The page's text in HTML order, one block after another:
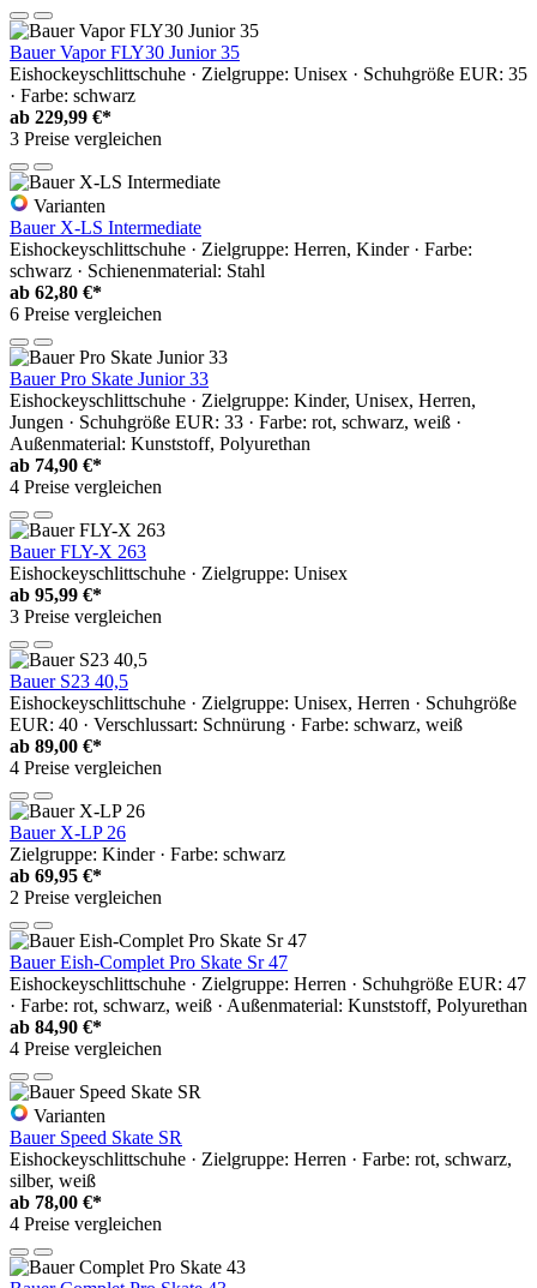
Bauer Vapor FLY30 Junior 35
Eishockeyschlittschuhe · Zielgruppe: Unisex · Schuhgröße EUR: 35
· Farbe: schwarz
ab 229,99 €*
3 Preise vergleichen
Varianten
Bauer X-LS Intermediate
Eishockeyschlittschuhe · Zielgruppe: Herren, Kinder · Farbe:
schwarz · Schienenmaterial: Stahl
ab 62,80 €*
6 Preise vergleichen
Bauer Pro Skate Junior 33
Eishockeyschlittschuhe · Zielgruppe: Kinder, Unisex, Herren,
Jungen · Schuhgröße EUR: 33 · Farbe: rot, schwarz, weiß ·
Außenmaterial: Kunststoff, Polyurethan
ab 74,90 €*
4 Preise vergleichen
Bauer FLY-X 263
Eishockeyschlittschuhe · Zielgruppe: Unisex
ab 95,99 €*
3 Preise vergleichen
Bauer S23 40,5
Eishockeyschlittschuhe · Zielgruppe: Unisex, Herren · Schuhgröße
EUR: 40 · Verschlussart: Schnürung · Farbe: schwarz, weiß
ab 89,00 €*
4 Preise vergleichen
Bauer X-LP 26
Zielgruppe: Kinder · Farbe: schwarz
ab 69,95 €*
2 Preise vergleichen
Bauer Eish-Complet Pro Skate Sr 47
Eishockeyschlittschuhe · Zielgruppe: Herren · Schuhgröße EUR: 47
· Farbe: rot, schwarz, weiß · Außenmaterial: Kunststoff, Polyurethan
ab 84,90 €*
4 Preise vergleichen
Varianten
Bauer Speed Skate SR
Eishockeyschlittschuhe · Zielgruppe: Herren · Farbe: rot, schwarz,
silber, weiß
ab 78,00 €*
4 Preise vergleichen